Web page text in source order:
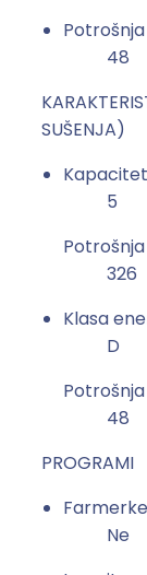
48
SUŠENJA)
5
326
Klasa
D
48
PROGRAMI
Ne